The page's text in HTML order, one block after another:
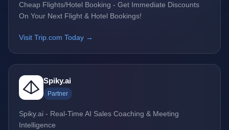
Cheap Flights/Hotel Booking - Get Immediate Discounts
On Your Next Flight & Hotel Bookings!
Visit Trip.com Today →
Spiky.ai
Partner
Spiky.ai - Real-Time AI Sales Coaching & Meeting
Intelligence